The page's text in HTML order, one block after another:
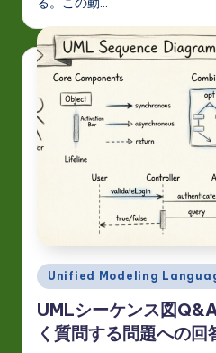
S
o
ft
w
a
r
n
o
v
a
Posted
in
Unified Modeling
UMLシーケンス図
く質問する問題への回